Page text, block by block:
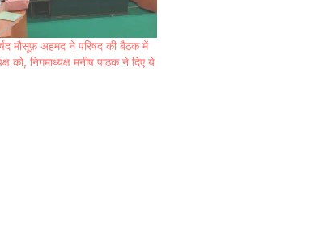
मौसूफ़ अहमद ने परिषद की बैठक में
को, निगमाध्यक्ष मनीष पाठक ने दिए ये